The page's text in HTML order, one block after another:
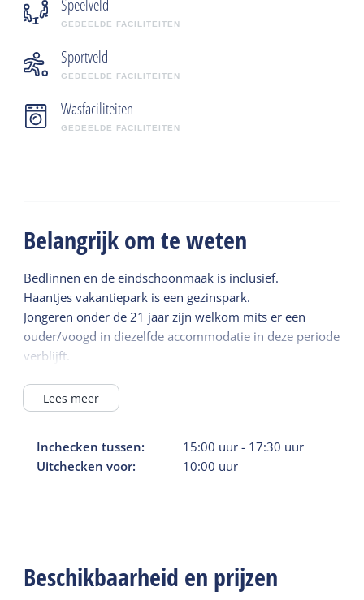
Speelveld
GEDEELDE FACILITEITEN
Sportveld
GEDEELDE FACILITEITEN
Wasfaciliteiten
GEDEELDE FACILITEITEN
Belangrijk om te weten
Bedlinnen en de eindschoonmaak is inclusief.
Haantjes vakantiepark is een gezinspark.
Jongeren onder de 21 jaar zijn welkom mits er een
ouder/voogd in diezelfde accommodatie in deze periode
verblijft.
Lees meer
Inchecken tussen: 15:00 uur - 17:30 uur
Uitchecken voor:
10:00 uur
Beschikbaarheid en prijzen